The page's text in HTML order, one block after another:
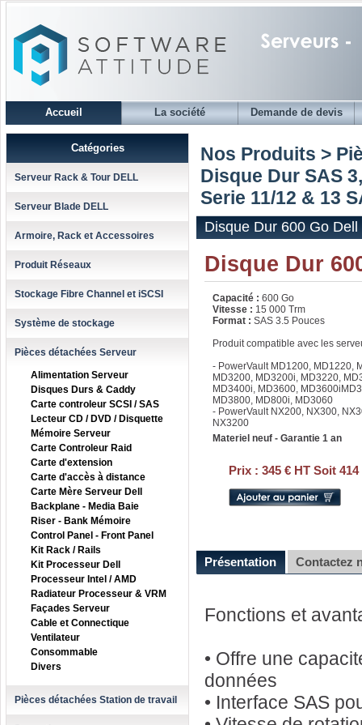
Accueil La société Demande de devis
Catégories
Serveur Rack & Tour DELL
Serveur Blade DELL
Armoire, Rack et Accessoires
Produit Réseaux
Stockage Fibre Channel et iSCSI
Système de stockage
Pièces détachées Serveur
Alimentation Serveur
Disques Durs & Caddy
Carte controleur SCSI / SAS
Lecteur CD / DVD / Disquette
Mémoire Serveur
Carte Controleur Raid
Carte d'extension
Carte d'accès à distance
Carte Mère Serveur Dell
Backplane - Media Baie
Riser - Bank Mémoire
Control Panel - Front Panel
Kit Rack / Rails
Kit Processeur Dell
Processeur Intel / AMD
Radiateur Processeur & VRM
Façades Serveur
Cable et Connectique
Ventilateur
Consommable
Divers
Pièces détachées Station de travail
Nos Produits >
Disque Dur SAS
Serie 11/12 & 13
Disque Dur 600 Go
Disque Dur
Capacité : 600 Go
Vitesse : 15 000 Trm
Format : SAS 3.5 Pouces
Produit compatible avec les
- PowerVault MD1200, MD1220,
MD3200, MD3200i, MD3220,
MD3400i, MD3600,
MD3800, MD800i, MD3060
- PowerVault NX200, NX300,
NX3200
Materiel neuf - Garantie 1 an
Prix : 345 € HT Soit 414
Présentation Contactez
Fonctions et
• Offre une
données
• Interface SAS